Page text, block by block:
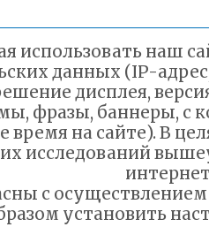
использовать наш
данных (IP-
дисплея,
фразы, баннеры, с
время на сайте). В
исследований
с
установить